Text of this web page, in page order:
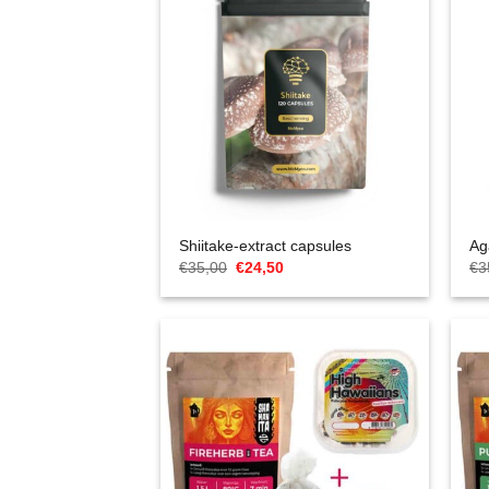
Shiitake-extract capsules
€35,00 Oorspronkelijke
was:
€24,50Huidige
is:
€